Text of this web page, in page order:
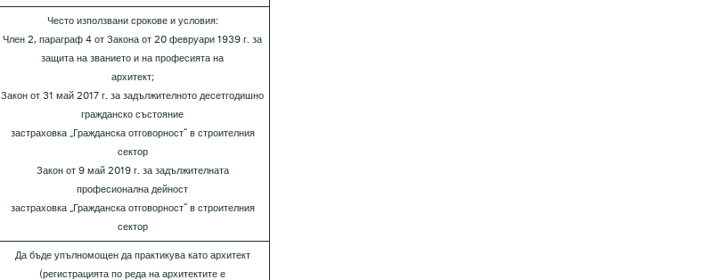
Често използвани срокове и условия:
Член 2, параграф 4 от Закона от 20 февруари 1939 г. за
защита на званието и на професията на
архитект;
Закон от 31 май 2017 г. за задължителното десетгодишно
гражданско състояние
застраховка „Гражданска отговорност“ в строителния
сектор
Закон от 9 май 2019 г. за задължителната
професионална дейност
застраховка „Гражданска отговорност“ в строителния
сектор
Да бъде упълномощен да практикува като архитект
(регистрацията по реда на архитектите е